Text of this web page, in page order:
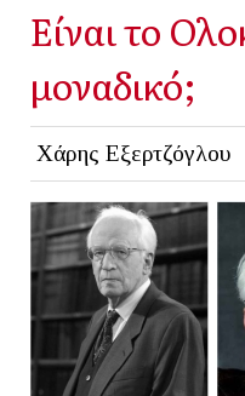
Είναι το
μοναδικό;
Χάρης Εξερτζόγλου